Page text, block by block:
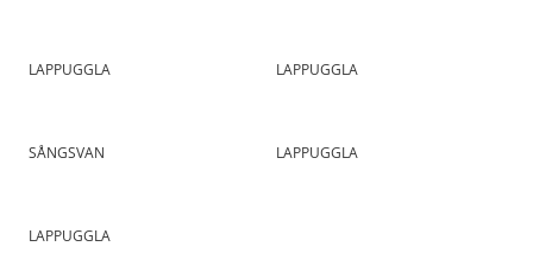
LAPPUGGLA LAPPUGGLA
SÅNGSVAN LAPPUGGLA
LAPPUGGLA